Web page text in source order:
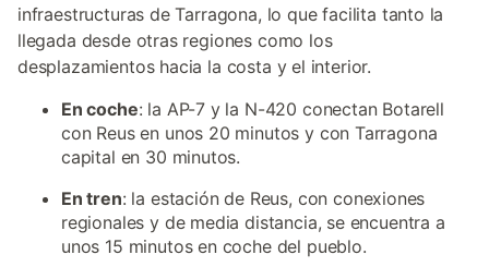
infraestructuras de Tarragona, lo que facilita tanto la
llegada desde otras regiones como los
desplazamientos hacia la costa y el interior.
En coche: la AP-7 y la N-420 conectan Botarell
con Reus en unos 20 minutos y con Tarragona
capital en 30 minutos.
En tren: la estación de Reus, con conexiones
regionales y de media distancia, se encuentra a
unos 15 minutos en coche del pueblo.